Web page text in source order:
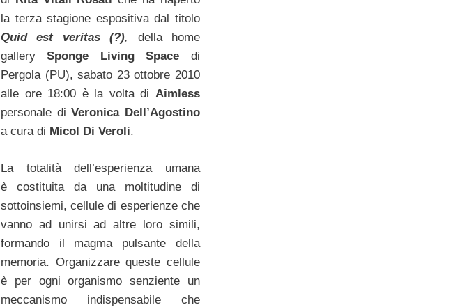
la terza stagione espositiva dal titolo
Quid est veritas (?), della home
gallerySponge Living Space di
Pergola (PU),sabato 23 ottobre 2010
alle ore 18:00 è la volta di Aimless
personale diVeronica Dell’Agostino
a cura di Micol Di Veroli.
La totalità dell’esperienza umana
è costituita da una moltitudine di
sottoinsiemi, cellule di esperienze che
vanno ad unirsi ad altre loro simili,
formando il magma pulsante della
memoria. Organizzare queste cellule
è per ogni organismo senziente un
meccanismo indispensabile che